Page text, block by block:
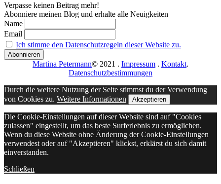
Verpasse keinen Beitrag mehr!
Abonniere meinen Blog und erhalte alle Neuigkeiten
Name
Email
Ich stimme den Datenschutzregeln dieser Website zu.
Martina Petermann© 2021 . Impressum . Kontakt.
Datenschutzbestimmungen
Durch die weitere Nutzung der Seite stimmst du der Verwendung
von Cookies zu. Weitere Informationen Akzeptieren
Die Cookie-Einstellungen auf dieser Website sind auf "Cookies
zulassen" eingestellt, um das beste Surferlebnis zu ermöglichen.
Wenn du diese Website ohne Änderung der Cookie-Einstellungen
verwendest oder auf "Akzeptieren" klickst, erklärst du sich damit
einverstanden.
Schließen